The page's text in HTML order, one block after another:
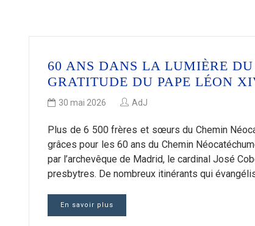
60 ANS DANS LA LUMIÈRE
GRATITUDE DU PAPE LÉON
30 mai 2026 AdJ
Plus de 6 500 frères et sœurs du Chemin
grâces pour les 60 ans du Chemin
par l’archevêque de Madrid, le cardinal José
presbytres. De nombreux itinérants qui
En savoir plus